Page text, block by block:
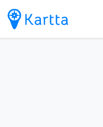
sisältöön